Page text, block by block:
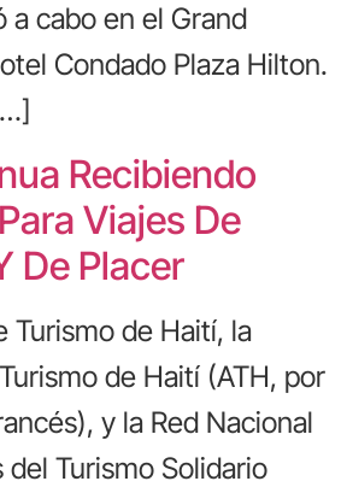
a cabo en el Grand
Condado Plaza Hilton.
Recibiendo
Viajes De
De Placer
Turismo de Haití, la
de Haití (ATH, por
y la Red Nacional
Turismo Solidario